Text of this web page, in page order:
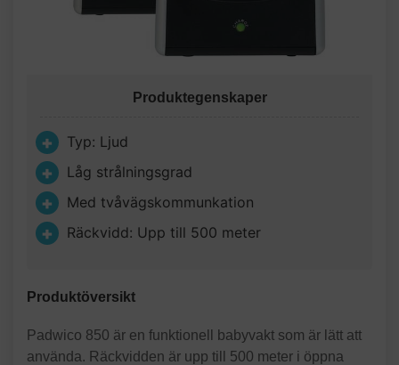
Produktegenskaper
Typ: Ljud
Låg strålningsgrad
Med tvåvägskommunkation
Räckvidd: Upp till 500 meter
Produktöversikt
Padwico 850 är en funktionell babyvakt som är lätt att
använda. Räckvidden är upp till 500 meter i öppna